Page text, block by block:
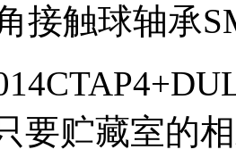
接触球轴承
要贮藏室的